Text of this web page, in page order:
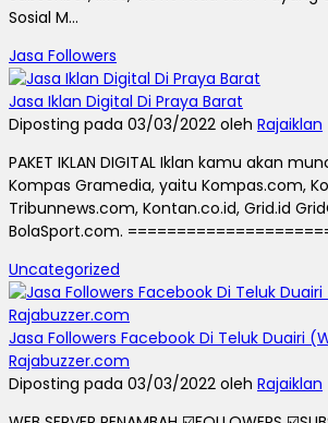
Sosial M...
Jasa Followers
Jasa Iklan Digital Di Praya Barat
Diposting pada 03/03/2022 oleh Rajaiklan
PAKET IKLAN DIGITAL Iklan kamu akan
Kompas Gramedia, yaitu Kompas.com,
Tribunnews.com, Kontan.co.id, Grid.id
BolaSport.com.
Uncategorized
Jasa Followers Facebook Di Teluk Duairi
Rajabuzzer.com
Diposting pada 03/03/2022 oleh Rajaiklan